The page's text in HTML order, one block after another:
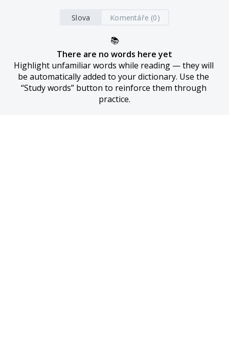
Slova Komentáře (0)
📚
There are no words here yet
Highlight unfamiliar words while reading — they will
be automatically added to your dictionary. Use the
“Study words” button to reinforce them through
practice.